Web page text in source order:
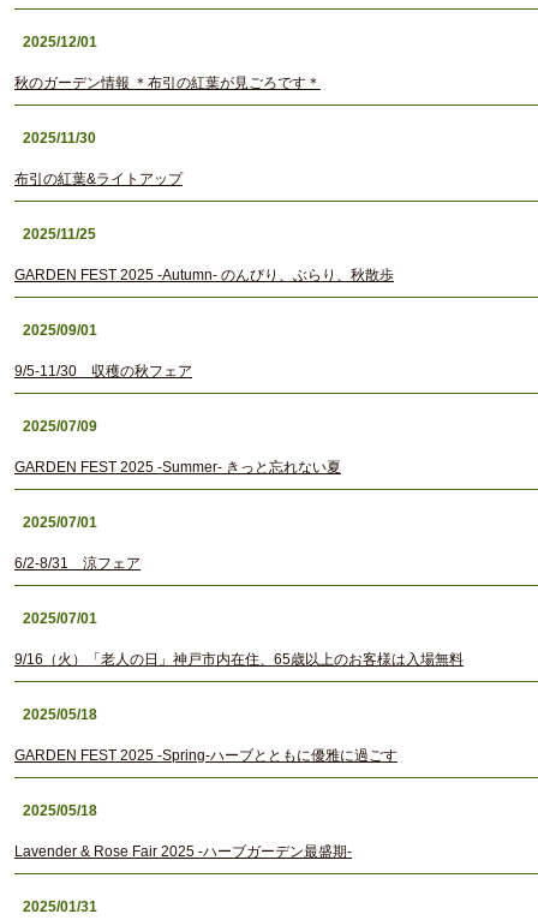
2025/12/01
秋のガーデン情報 ＊布引の紅葉が見ごろです＊
2025/11/30
布引の紅葉&ライトアップ
2025/11/25
GARDEN FEST 2025 -Autumn- のんびり、ぶらり、秋散歩
2025/09/01
9/5-11/30 収穫の秋フェア
2025/07/09
GARDEN FEST 2025 -Summer- きっと忘れない夏
2025/07/01
6/2-8/31 涼フェア
2025/07/01
9/16（火）「老人の日」神戸市内在住、65歳以上のお客様は入場無料
2025/05/18
GARDEN FEST 2025 -Spring-ハーブとともに優雅に過ごす
2025/05/18
Lavender & Rose Fair 2025 -ハーブガーデン最盛期-
2025/01/31